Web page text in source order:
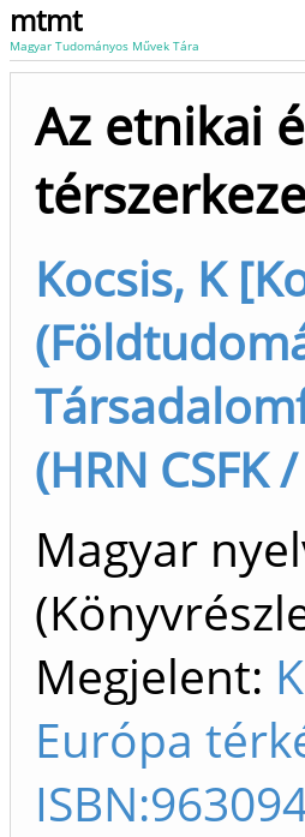
mtmt
Magyar Tudományos Művek Tára
Az etnikai
Kocsis, K
(HRN CSFK
Magyar
Megjelent:
Európa